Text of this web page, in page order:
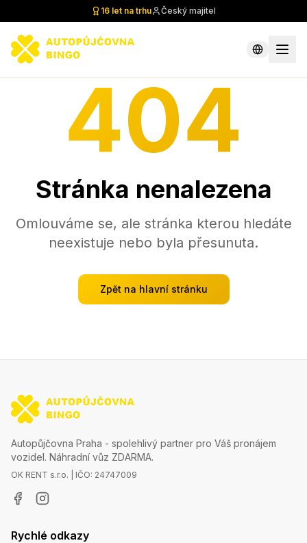
16 let na trhu Český majitel
404
Stránka nenalezena
Omlouváme se, ale stránka kterou hledáte
neexistuje nebo byla přesunuta.
Zpět na hlavní stránku
Autopůjčovna Praha - spolehlivý partner pro Váš pronájem
vozidel. Náhradní vůz ZDARMA.
OK RENT s.r.o. | IČO: 24747009
Rychlé odkazy